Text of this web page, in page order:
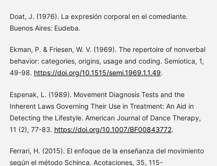
Doat, J. (1976). La expresión corporal en el comediante.
Buenos Aires: Eudeba.
Ekman, P. & Friesen, W. V. (1969). The repertoire of nonverbal
behavior: categories, origins, usage and coding. Semiotica, 1,
49-98. https://doi.org/10.1515/semi.1969.1.1.49.
Espenak, L. (1989). Movement Diagnosis Tests and the
Inherent Laws Governing Their Use in Treatment: An Aid in
Detecting the Lifestyle. American Journal of Dance Therapy,
11 (2), 77-83. https://doi.org/10.1007/BF00843772.
Ferrari, H. (2015). El enfoque de la enseñanza del movimiento
según el método Schinca. Acotaciones, 35, 115-